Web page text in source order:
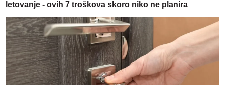
letovanje - ovih 7 troškova skoro niko ne planira